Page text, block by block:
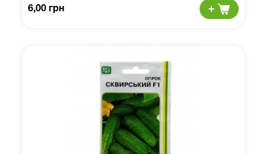
6,00 грн